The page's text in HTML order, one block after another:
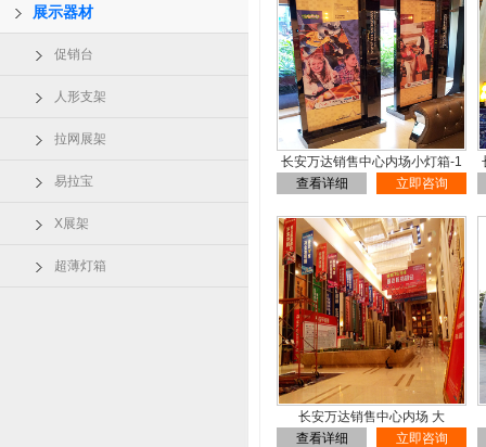
展示器材
促销台
人形支架
拉网展架
易拉宝
X展架
超薄灯箱
长安万达销售中心内场小灯箱-1
查看详细
立即咨询
长安万达销售中心内场 大
查看详细
立即咨询